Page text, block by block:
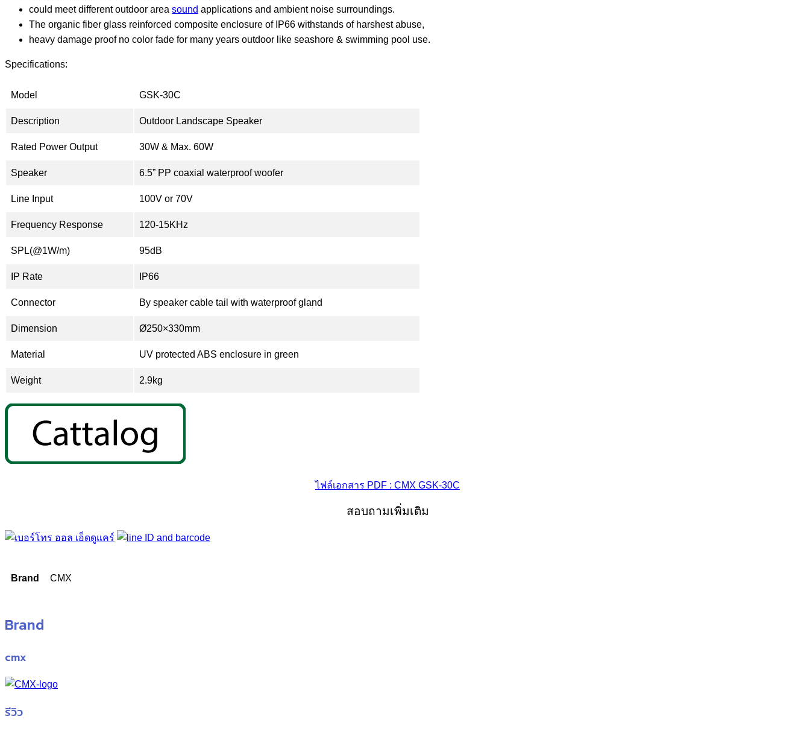
could meet different outdoor area sound applications and ambient noise surroundings.
The organic fiber glass reinforced composite enclosure of IP66 withstands of harshest abuse,
heavy damage proof no color fade for many years outdoor like seashore & swimming pool use.
Specifications:
Model GSK-30C
Description Outdoor Landscape Speaker
Rated Power Output 30W & Max. 60W
Speaker 6.5” PP coaxial waterproof woofer
Line Input 100V or 70V
Frequency Response 120-15KHz
SPL(@1W/m) 95dB
IP Rate IP66
Connector By speaker cable tail with waterproof gland
Dimension Ø250×330mm
Material UV protected ABS enclosure in green
Weight 2.9kg
ไฟล์เอกสาร PDF : CMX GSK-30C
สอบถามเพิ่มเติม
Brand CMX
Brand
cmx
รีวิว